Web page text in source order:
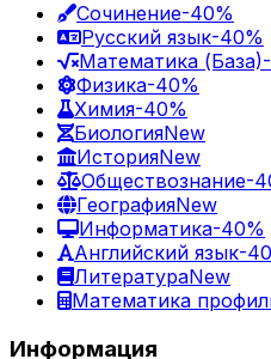
Сочинение-40%
Русский язык-40%
Математика (База)
Физика-40%
Химия-40%
БиологияNew
ИсторияNew
Обществознание-
ГеографияNew
Информатика-40%
Английский язык-
ЛитератураNew
Математика
Информация